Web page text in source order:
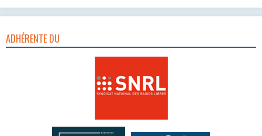
ADHÉRENTE DU